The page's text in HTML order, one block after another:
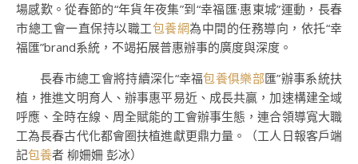
場感歎。從春節的“年貨年夜集”到“幸福匯·惠東城”運動，長春
市總工會一直保持以職工包養網為中間的任務導向，依托“幸
福匯”brand系統，不竭拓展普惠辦事的廣度與深度。
長春市總工會將持續深化“幸福包養俱樂部匯”辦事系統扶
植，推進文明育人、辦事惠平易近、成長共贏，加速構建全域
呼應、全時在線、周全賦能的工會辦事生態，連合領導寬大職
工為長春古代化都會圈扶植進獻更鼎力量。（工人日報客戶端
記包養者 柳姍姍 彭冰）